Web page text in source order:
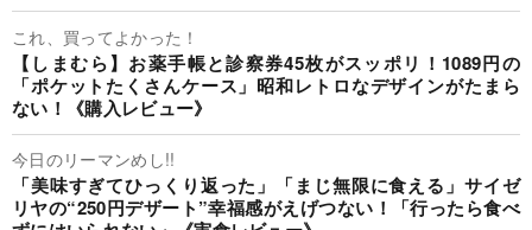
これ、買ってよかった！
【しまむら】お薬手帳と診察券45枚がスッポリ！1089円の
「ポケットたくさんケース」昭和レトロなデザインがたまら
ない！《購入レビュー》
今日のリーマンめし!!
「美味すぎてひっくり返った」「まじ無限に食える」サイゼ
リヤの“250円デザート”幸福感がえげつない！「行ったら食べ